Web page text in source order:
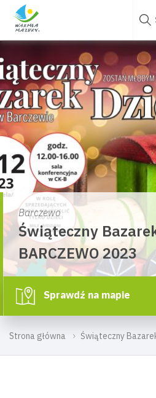
Skip
Strona główna Świąteczny
Barczewo
Świąteczny
BARCZEWO 2023
Sprawdź na mapie